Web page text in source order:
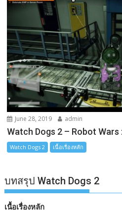
June 28, 2019 admin
Watch Dogs 2 – Robot Wars
Watch Dogs 2 เนื้อเรื่องหลัก
บทสรุป Watch Dogs 2
เนื้อเรื่องหลัก